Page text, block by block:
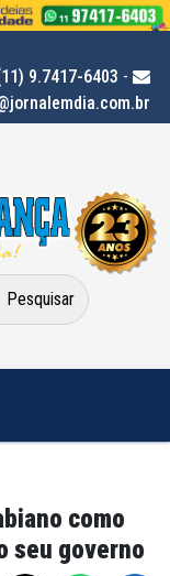
9.7417-6403 -
como
seu governo